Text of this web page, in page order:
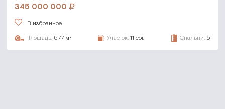
345 000 000
В избранное
Площадь: 577 м² Участок: 11 сот. Спальни: 5